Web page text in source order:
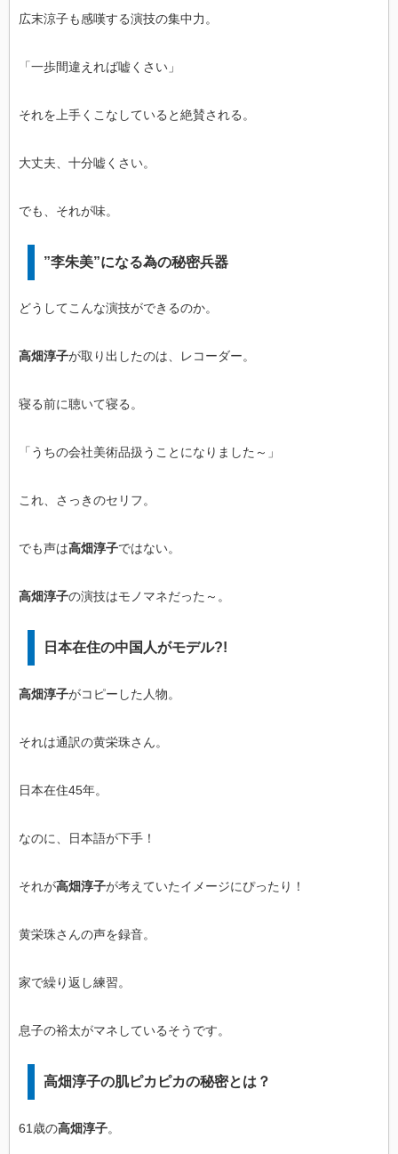
広末涼子も感嘆する演技の集中力。
「一歩間違えれば嘘くさい」
それを上手くこなしていると絶賛される。
大丈夫、十分嘘くさい。
でも、それが味。
”李朱美”になる為の秘密兵器
どうしてこんな演技ができるのか。
高畑淳子が取り出したのは、レコーダー。
寝る前に聴いて寝る。
「うちの会社美術品扱うことになりました～」
これ、さっきのセリフ。
でも声は高畑淳子ではない。
高畑淳子の演技はモノマネだった～。
日本在住の中国人がモデル?!
高畑淳子がコピーした人物。
それは通訳の黄栄珠さん。
日本在住45年。
なのに、日本語が下手！
それが高畑淳子が考えていたイメージにぴったり！
黄栄珠さんの声を録音。
家で繰り返し練習。
息子の裕太がマネしているそうです。
高畑淳子の肌ピカピカの秘密とは？
61歳の高畑淳子。